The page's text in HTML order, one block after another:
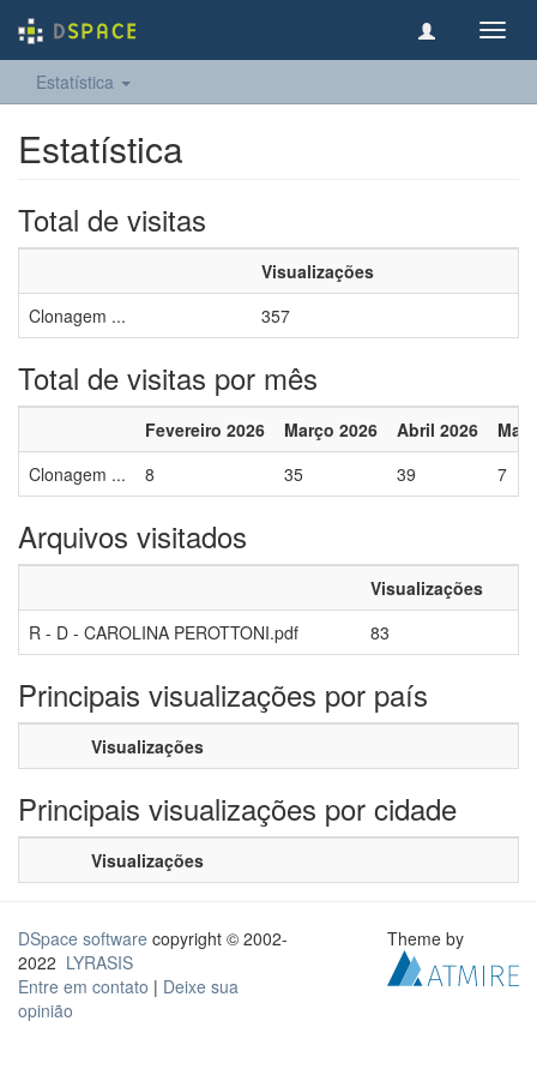
Estatística
Estatística
Total de visitas
Visualizações
Clonagem ...
357
Total de visitas por mês
Fevereiro 2026 Março 2026 Abril 2026
Clonagem ...
8 35 39 7
Arquivos visitados
Visualizações
R - D - CAROLINA PEROTTONI.pdf
83
Principais visualizações por país
Visualizações
Principais visualizações por cidade
Visualizações
DSpace software copyright © 2002-
2022 LYRASIS
Entre em contato | Deixe sua
opinião
Theme by